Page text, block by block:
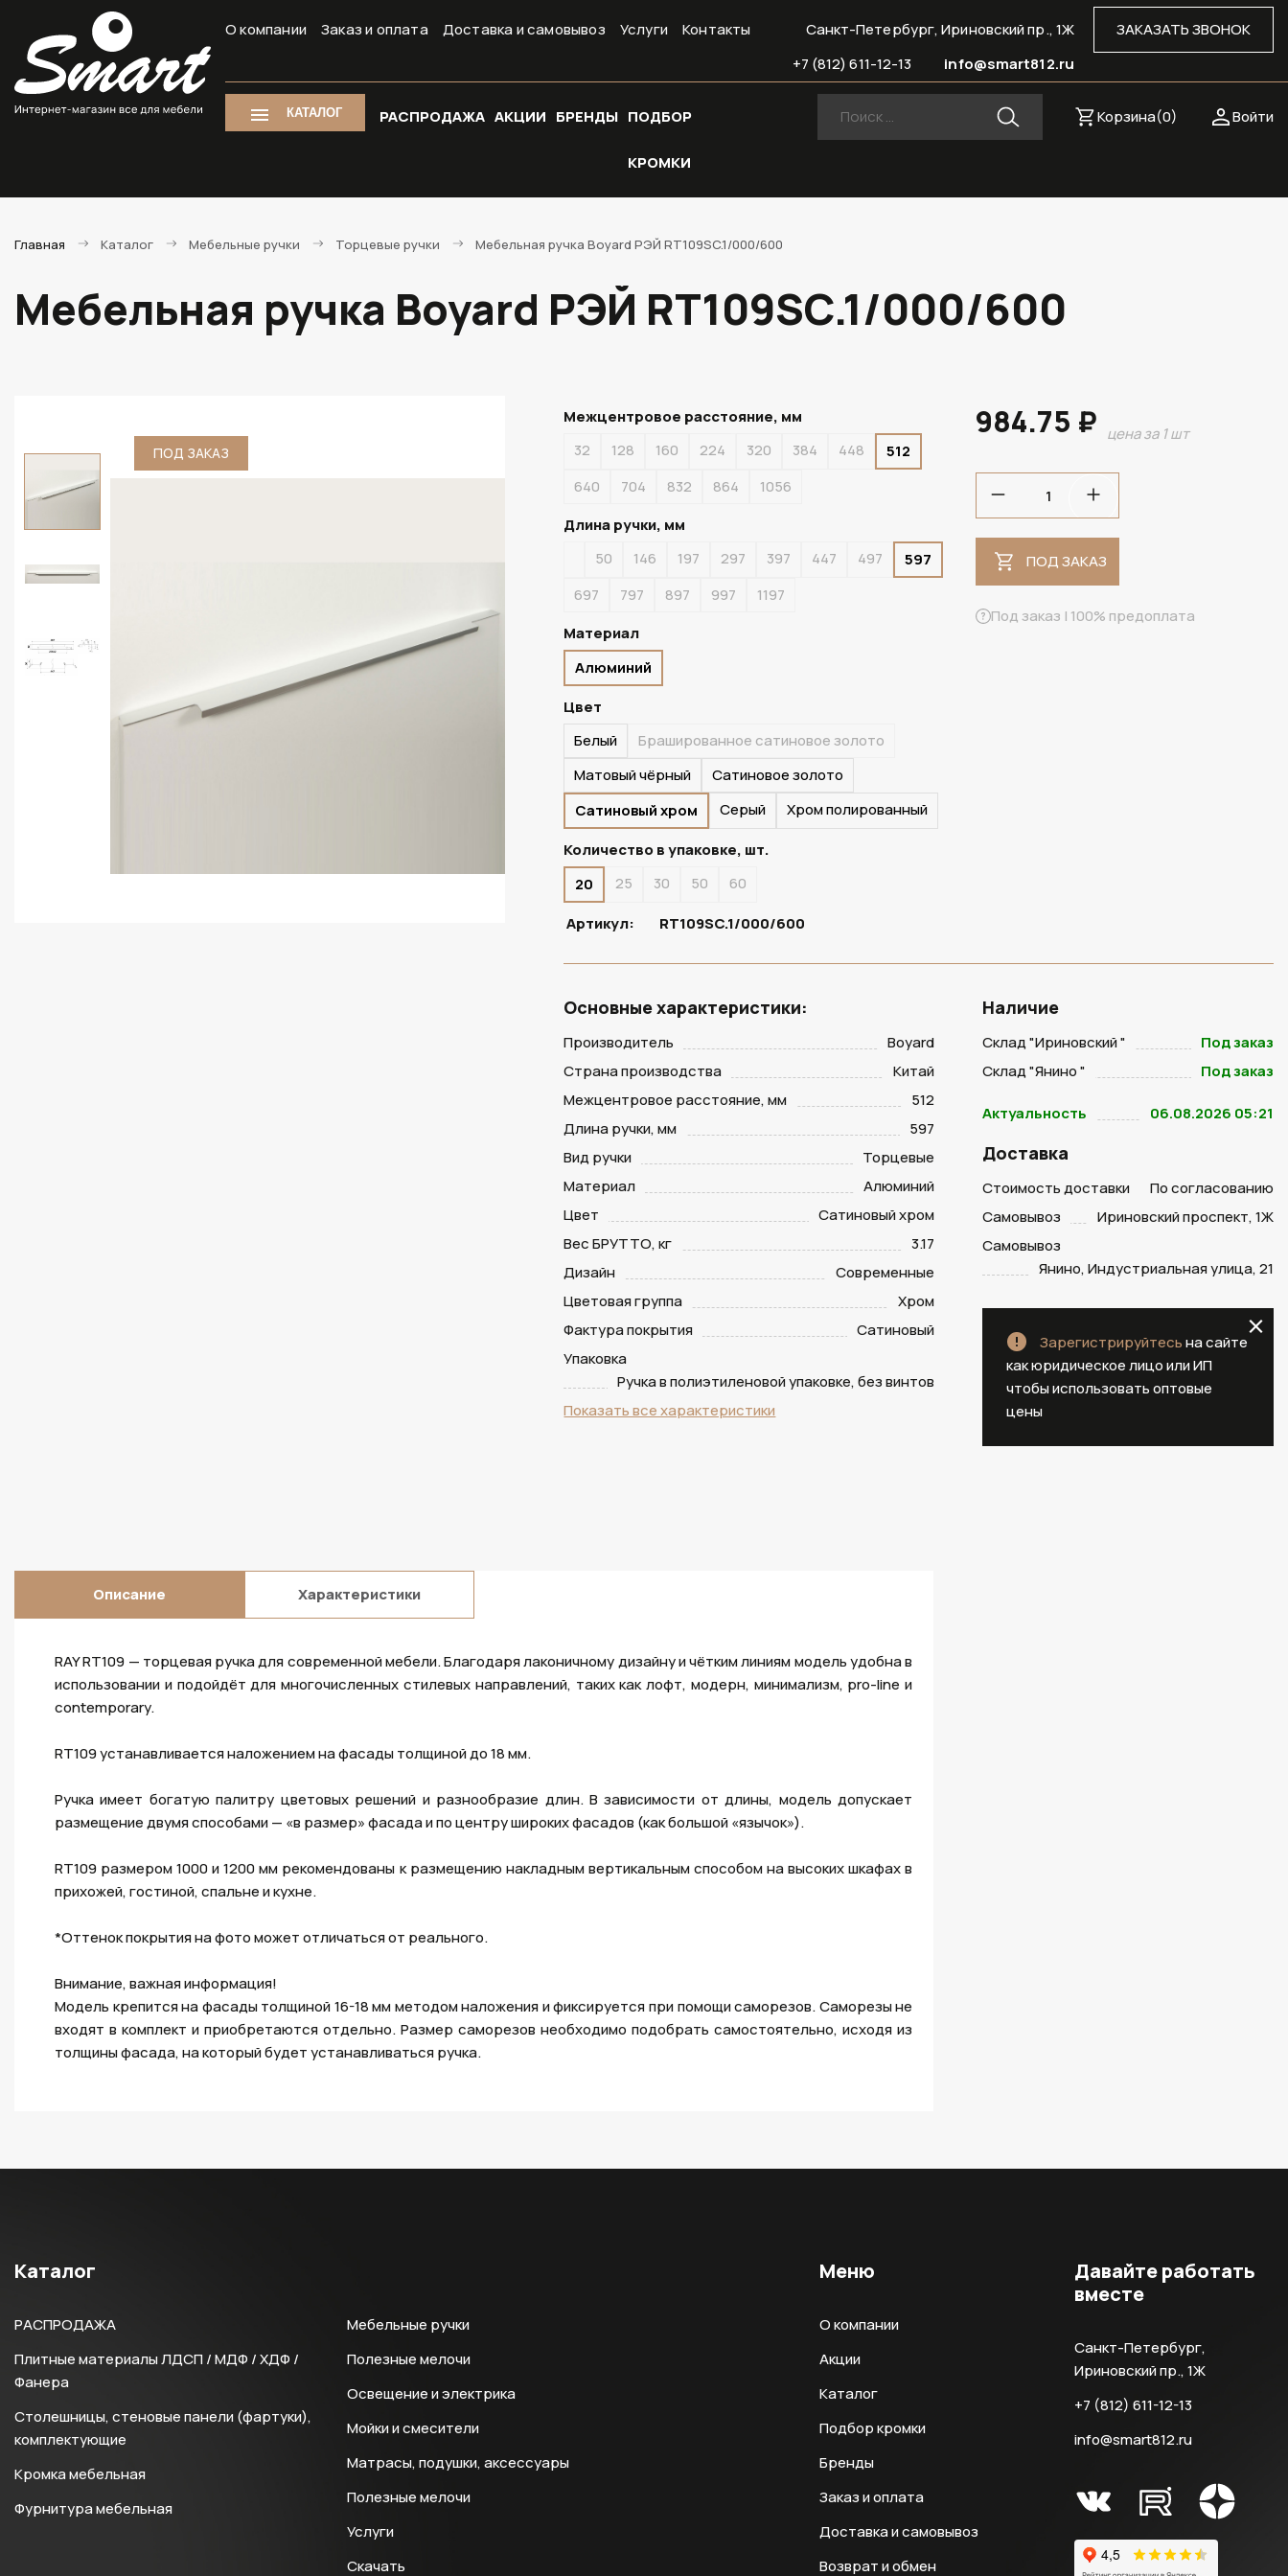
О компании Заказ и оплата Доставка и самовывоз Услуги Контакты ЗАКАЗАТЬ ЗВОНОК
Санкт-Петербург, Ириновский пр., 1Ж
info@smart812.ru
+7 (812) 611-12-13
КАТАЛОГ РАСПРОДАЖА АКЦИИ БРЕНДЫ ПОДБОР
КРОМКИ
Войти
Корзина(0)
Главная Каталог Мебельные ручки Торцевые ручки Мебельная ручка Boyard РЭЙ RT109SC.1/000/600
Мебельная ручка Boyard РЭЙ RT109SC.1/000/600
ПОД ЗАКАЗ ПОД ЗАКАЗ
Межцентровое расстояние, мм
32
128 160 224 320 384 448
512
640
704 832 864
1056
Длина ручки, мм
50
146 197 297 397 447 497
597
697
797 897 997
1197
Материал
Алюминий
Цвет
Белый
Брашированное сатиновое золото
Матовый чёрный
Сатиновое золото
Сатиновый хром
Серый
Хром полированный
Количество в упаковке, шт.
20
25 30 50
60
Артикул:
RT109SC.1/000/600
984.75 ₽ цена за 1 шт
ПОД ЗАКАЗ
Под заказ | 100% предоплата
Основные характеристики:
Производитель
Boyard
Страна производства
Китай
Межцентровое расстояние, мм
512
Длина ручки, мм
597
Вид ручки
Торцевые
Материал
Алюминий
Цвет
Сатиновый хром
Вес БРУТТО, кг
3.17
Дизайн
Современные
Цветовая группа
Хром
Фактура покрытия
Сатиновый
Упаковка
Ручка в полиэтиленовой упаковке, без винтов
Показать все характеристики
Наличие
Склад "Ириновский "
Под заказ
Склад "Янино "
Под заказ
Актуальность 06.08.2026 05:21
Доставка
Стоимость доставки
По согласованию
Самовывоз
Ириновский проспект, 1Ж
Самовывоз
Янино, Индустриальная улица, 21
Зарегистрируйтесьна сайте
как юридическое лицо или ИП
чтобы использовать оптовые
цены
Описание Характеристики
RAY RT109 — торцевая ручка для современной мебели. Благодаря лаконичному дизайну и чётким линиям модель удобна в
использовании и подойдёт для многочисленных стилевых направлений, таких как лофт, модерн, минимализм, pro-line и
contemporary.
RT109 устанавливается наложением на фасады толщиной до 18 мм.
Ручка имеет богатую палитру цветовых решений и разнообразие длин. В зависимости от длины, модель допускает
размещение двумя способами — «в размер» фасада и по центру широких фасадов (как большой «язычок»).
RT109 размером 1000 и 1200 мм рекомендованы к размещению накладным вертикальным способом на высоких шкафах в
прихожей, гостиной, спальне и кухне.
*Оттенок покрытия на фото может отличаться от реального.
Внимание, важная информация!
Модель крепится на фасады толщиной 16-18 мм методом наложения и фиксируется при помощи саморезов. Саморезы не
входят в комплект и приобретаются отдельно. Размер саморезов необходимо подобрать самостоятельно, исходя из
толщины фасада, на который будет устанавливаться ручка.
Каталог
РАСПРОДАЖА
Плитные материалы ЛДСП / МДФ / ХДФ /
Фанера
Столешницы, стеновые панели (фартуки),
комплектующие
Кромка мебельная
Фурнитура мебельная
Мебельные ручки
Полезные мелочи
Освещение и электрика
Мойки и смесители
Матрасы, подушки, аксессуары
Полезные мелочи
Услуги
Скачать
Меню
О компании
Акции
Каталог
Подбор кромки
Бренды
Заказ и оплата
Доставка и самовывоз
Возврат и обмен
Давайте работать
вместе
Санкт-Петербург,
Ириновский пр., 1Ж
+7 (812) 611-12-13
info@smart812.ru